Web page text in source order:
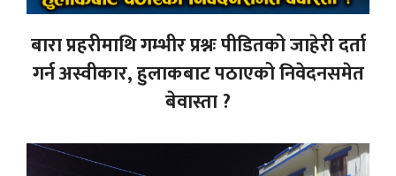
बारा प्रहरीमाथि गम्भीर प्रश्नः पीडितको जाहेरी दर्ता
गर्न अस्वीकार, हुलाकबाट पठाएको निवेदनसमेत
बेवास्ता ?